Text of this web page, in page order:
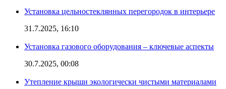
Установка цельностеклянных перегородок в интерьере
31.7.2025, 16:10
Установка газового оборудования – ключевые аспекты
30.7.2025, 00:08
Утепление крыши экологически чистыми материалами